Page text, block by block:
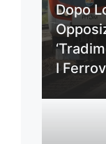
Dopo
I